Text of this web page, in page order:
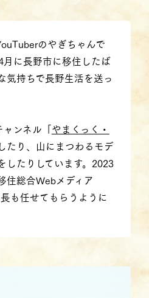
のやぎちゃんで
に長野市に移住したば
気持ちで長野生活を送っ
ンネル「やまくっく・
たり、山にまつわるモデ
したりしています。2023
住総合Webメディア
も任せてもらうように